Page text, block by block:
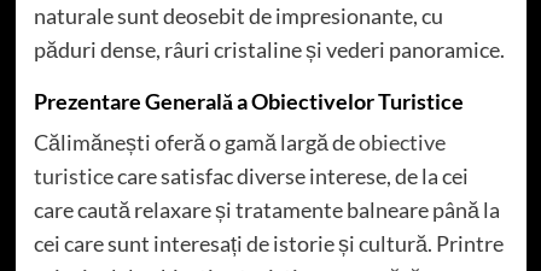
naturale sunt deosebit de impresionante, cu
păduri dense, râuri cristaline și vederi panoramice.
Prezentare Generală a Obiectivelor Turistice
Călimănești oferă o gamă largă deobiective
turisticecare satisfac diverse interese, de la cei
care caută relaxare și tratamente balneare până la
cei care sunt interesați de istorie și cultură. Printre